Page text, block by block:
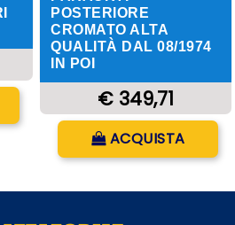
POSTERIORE
CROMATO ALTA
QUALITÀ DAL 08/1974
IN POI
€ 349,71
Quantità
ACQUISTA